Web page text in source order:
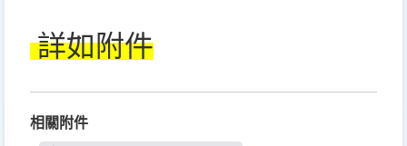
詳如附件
相關附件